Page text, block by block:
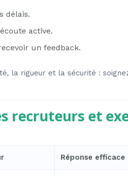
délais.
active.
un feedback.
la rigueur et la sécurité :
recruteurs et
Réponse efficace